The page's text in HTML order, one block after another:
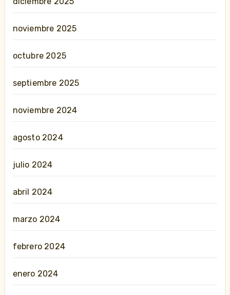
noviembre 2025
octubre 2025
septiembre 2025
noviembre 2024
agosto 2024
julio 2024
abril 2024
marzo 2024
febrero 2024
enero 2024